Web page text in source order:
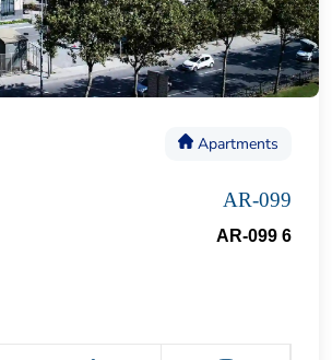
Apartments
AR-099
AR-099 6